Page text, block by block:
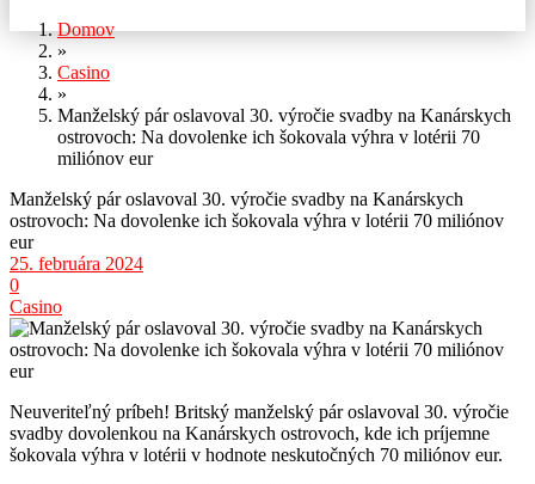
Domov
»
Casino
»
Manželský pár oslavoval 30. výročie svadby na Kanárskych
ostrovoch: Na dovolenke ich šokovala výhra v lotérii 70
miliónov eur
Manželský pár oslavoval 30. výročie svadby na Kanárskych
ostrovoch: Na dovolenke ich šokovala výhra v lotérii 70 miliónov
eur
25. februára 2024
0
Casino
Neuveriteľný príbeh! Britský manželský pár oslavoval 30. výročie
svadby dovolenkou na Kanárskych ostrovoch, kde ich príjemne
šokovala výhra v lotérii v hodnote neskutočných 70 miliónov eur.